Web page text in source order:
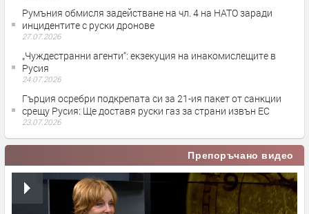
Румъния обмисля задействане на чл. 4 на НАТО заради
инцидентите с руски дронове
27.07.2026
„Чуждестранни агенти“: екзекуция на инакомислещите в
Русия
24.07.2026
Гърция осребри подкрепата си за 21-ия пакет от санкции
срещу Русия: Ще доставя руски газ за страни извън ЕС
23.07.2026
Препоръчано видео